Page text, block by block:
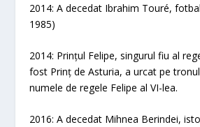
2014: A decedat Ibrahim Touré,
1985)
2014: Prințul Felipe, singurul fiu al
fost Prinț de Asturia, a urcat pe
numele de regele Felipe al VI-lea.
2016: A decedat Mihnea Berindei,